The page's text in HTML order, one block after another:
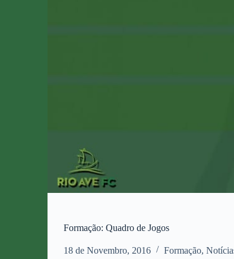
Formação: Quadro de Jogos
18 de Novembro, 2016 Formação,